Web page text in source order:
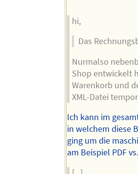
hi,
Das
Nurmalso
Shop entwickelt
Warenkorb und
XML-Datei
Ich kann im
in welchem diese
ging um die
am Beispiel PDF